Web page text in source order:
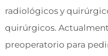
radiológicos y
quirúrgicos.
preoperatorio para